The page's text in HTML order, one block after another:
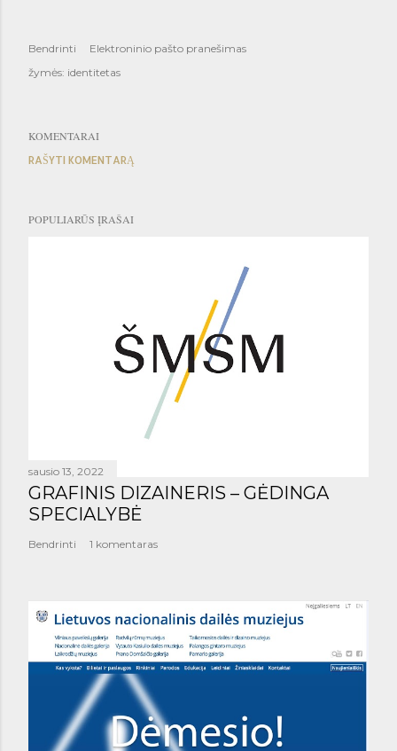
Bendrinti
Elektroninio pašto pranešimas
žymės: identitetas
KOMENTARAI
RAŠYTI KOMENTARĄ
POPULIARŪS ĮRAŠAI
sausio 13, 2022
GRAFINIS DIZAINERIS – GĖDINGA
SPECIALYBĖ
Bendrinti 1 komentaras